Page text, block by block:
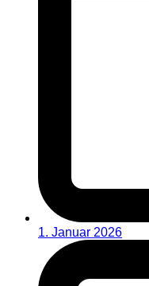
1. Januar 2026